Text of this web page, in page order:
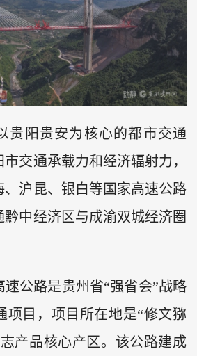
贵阳贵安为核心的都市交通
交通承载力和经济辐射力，
、沪昆、银白等国家高速公路
黔中经济区与成渝双城经济圈
速公路是贵州省“强省会”战略
项目，项目所在地是“修文猕
产品核心产区。该公路建成